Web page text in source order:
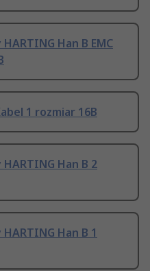
Han B EMC
1 rozmiar 16B
HARTING Han B 2
Han B 1